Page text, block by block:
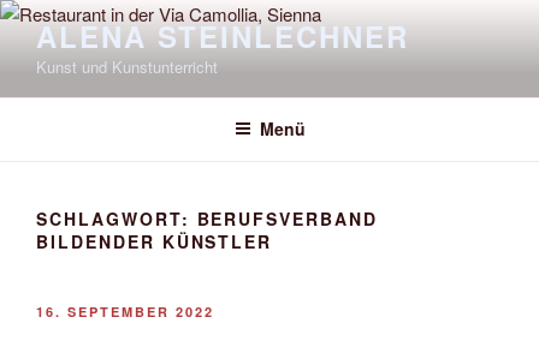
Zum
Inhalt
springen
ALENA STEINLECHNER
Kunst und Kunstunterricht
Menü
SCHLAGWORT: BERUFSVERBAND
BILDENDER KÜNSTLER
VERÖFFENTLICHT
16. SEPTEMBER 2022